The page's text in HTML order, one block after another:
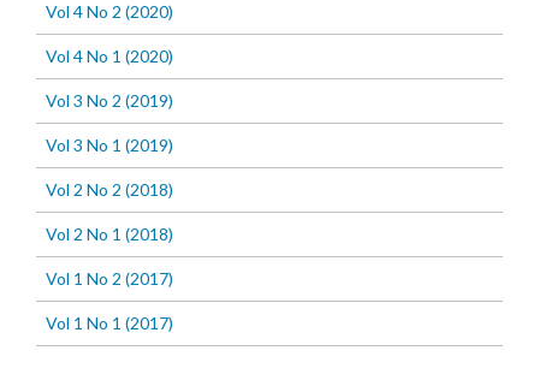
Vol 4 No 2 (2020)
Vol 4 No 1 (2020)
Vol 3 No 2 (2019)
Vol 3 No 1 (2019)
Vol 2 No 2 (2018)
Vol 2 No 1 (2018)
Vol 1 No 2 (2017)
Vol 1 No 1 (2017)